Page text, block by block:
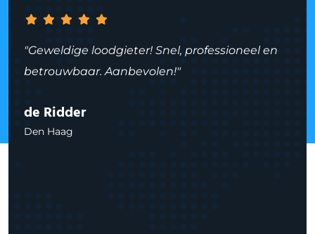
"Geweldige loodgieter! Snel, professioneel en
betrouwbaar. Aanbevolen!"
de Ridder
Den Haag